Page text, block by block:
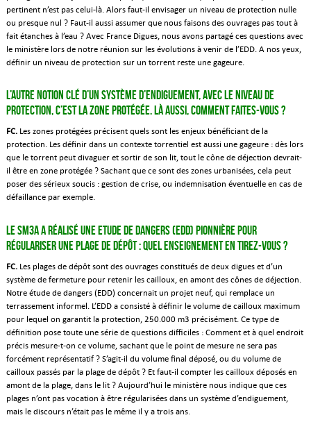
pertinent n’est pas celui-là. Alors faut-il envisager un niveau de protection nulle
ou presque nul ? Faut-il aussi assumer que nous faisons des ouvrages pas tout à
fait étanches à l’eau ? Avec France Digues, nous avons partagé ces questions avec
le ministère lors de notre réunion sur les évolutions à venir de l’EDD. A nos yeux,
définir un niveau de protection sur un torrent reste une gageure.
L’autre notion clé d’un système d’endiguement, avec le niveau de
protection, c’est la zone protégée. Là aussi, comment faites-vous ?
FC.Les zones protégées précisent quels sont les enjeux bénéficiant de la
protection. Les définir dans un contexte torrentiel est aussi une gageure : dès lors
que le torrent peut divaguer et sortir de son lit, tout le cône de déjection devrait-
il être en zone protégée ? Sachant que ce sont des zones urbanisées, cela peut
poser des sérieux soucis : gestion de crise, ou indemnisation éventuelle en cas de
défaillance par exemple.
Le SM3A a réalisé une Etude de dangers (EDD) pionnière pour
régulariser une plage de dépôt : Quel enseignement en tirez-vous ?
FC. Les plages de dépôt sont des ouvrages constitués de deux digues et d’un
système de fermeture pour retenir les cailloux, en amont des cônes de déjection.
Notre étude de dangers (EDD) concernait un projet neuf, qui remplace un
terrassement informel. L’EDD a consisté à définir le volume de cailloux maximum
pour lequel on garantit la protection, 250.000 m3 précisément. Ce type de
définition pose toute une série de questions difficiles : Comment et à quel endroit
précis mesure-t-on ce volume, sachant que le point de mesure ne sera pas
forcément représentatif ? S’agit-il du volume final déposé, ou du volume de
cailloux passés par la plage de dépôt ? Et faut-il compter les cailloux déposés en
amont de la plage, dans le lit ? Aujourd’hui le ministère nous indique que ces
plages n’ont pas vocation à être régularisées dans un système d’endiguement,
mais le discours n’était pas le même il y a trois ans.